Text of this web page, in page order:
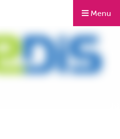
Menu